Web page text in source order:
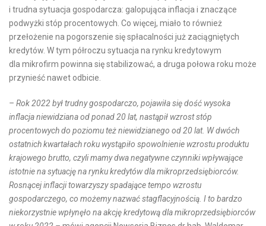
i trudna sytuacja gospodarcza: galopująca inflacja i znaczące
podwyżki stóp procentowych. Co więcej, miało to również
przełożenie na pogorszenie się spłacalności już zaciągniętych
kredytów. W tym półroczu sytuacja na rynku kredytowym
dla mikrofirm powinna się stabilizować, a druga połowa roku może
przynieść nawet odbicie.
– Rok 2022 był trudny gospodarczo, pojawiła się dość wysoka
inflacja niewidziana od ponad 20 lat, nastąpił wzrost stóp
procentowych do poziomu też niewidzianego od 20 lat. W dwóch
ostatnich kwartałach roku wystąpiło spowolnienie wzrostu produktu
krajowego brutto, czyli mamy dwa negatywne czynniki wpływające
istotnie na sytuację na rynku kredytów dla mikroprzedsiębiorców.
Rosnącej inflacji towarzyszy spadające tempo wzrostu
gospodarczego, co możemy nazwać stagflacyjnością. I to bardzo
niekorzystnie wpłynęło na akcję kredytową dla mikroprzedsiębiorców